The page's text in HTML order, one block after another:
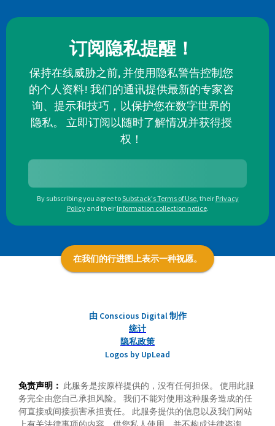
订阅隐私提醒！
保持在线威胁之前, 并使用隐私警告控制您
的个人资料! 我们的通讯提供最新的专家咨
询、提示和技巧，以保护您在数字世界的
隐私。 立即订阅以随时了解情况并获得授
权！
By subscribing you agree toSubstack's Terms of Use, their Privacy
Policy and their Information collection notice.
在我们的行进图上表示一种祝愿。
由 Conscious Digital 制作
统计
隐私政策
Logos by UpLead
免责声明： 此服务是按原样提供的，没有任何担保。 使用此服
务完全由您自己承担风险。 我们不能对使用这种服务造成的任
何直接或间接损害承担责任。 此服务提供的信息以及我们网站